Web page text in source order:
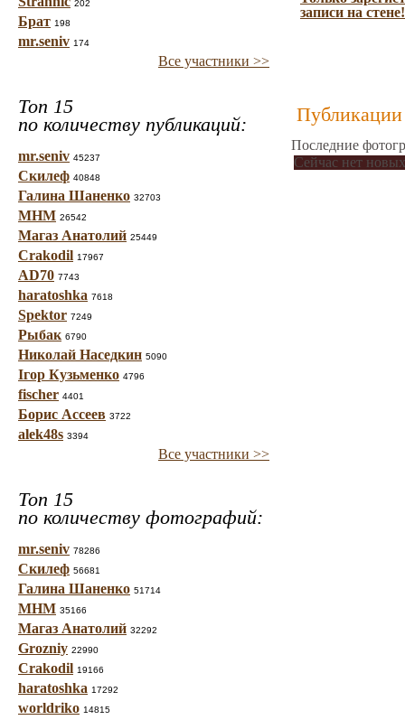
202
Брат 198
mr.seniv 174
Все участники >>
Топ 15
по количеству публикаций:
mr.seniv 45237
Скилеф 40848
Галина Шаненко 32703
МНМ 26542
Магаз Анатолий 25449
Crakodil 17967
AD70 7743
haratoshka 7618
Spektor 7249
Рыбак 6790
Николай Наседкин 5090
Ігор Кузьменко 4796
fischer 4401
Борис Ассеев 3722
alek48s 3394
Все участники >>
Топ 15
по количеству фотографий:
mr.seniv 78286
Скилеф 56681
Галина Шаненко 51714
МНМ 35166
Магаз Анатолий 32292
Grozniy 22990
Crakodil 19166
haratoshka 17292
worldriko 14815
записи на стене!
Публикации
Последние
Сейчас нет